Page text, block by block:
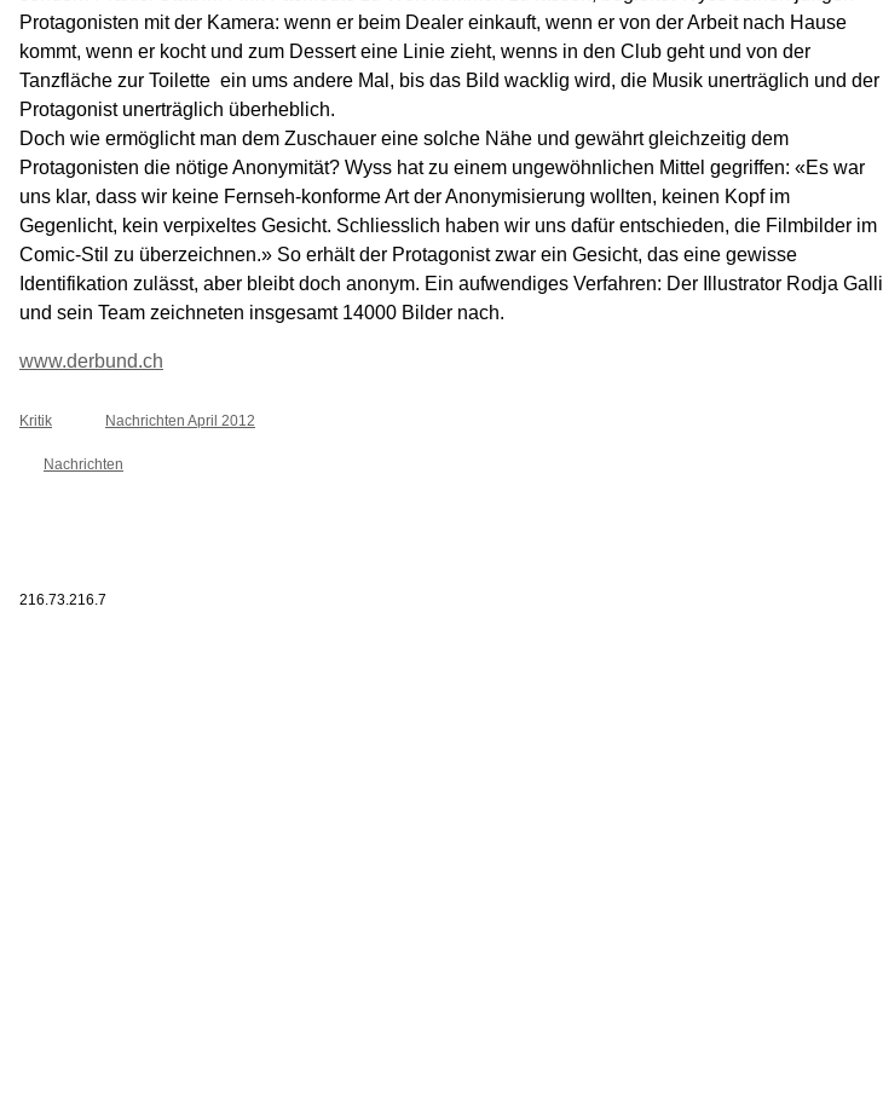
Protagonisten mit der Kamera: wenn er beim Dealer einkauft, wenn er von der Arbeit nach Hause
kommt, wenn er kocht und zum Dessert eine Linie zieht, wenns in den Club geht und von der
Tanzfläche zur Toilette  ein ums andere Mal, bis das Bild wacklig wird, die Musik unerträglich und der
Protagonist unerträglich überheblich.
Doch wie ermöglicht man dem Zuschauer eine solche Nähe und gewährt gleichzeitig dem
Protagonisten die nötige Anonymität? Wyss hat zu einem ungewöhnlichen Mittel gegriffen: «Es war
uns klar, dass wir keine Fernseh-konforme Art der Anonymisierung wollten, keinen Kopf im
Gegenlicht, kein verpixeltes Gesicht. Schliesslich haben wir uns dafür entschieden, die Filmbilder im
Comic-Stil zu überzeichnen.» So erhält der Protagonist zwar ein Gesicht, das eine gewisse
Identifikation zulässt, aber bleibt doch anonym. Ein aufwendiges Verfahren: Der Illustrator Rodja Galli
und sein Team zeichneten insgesamt 14000 Bilder nach.
www.derbund.ch
Kritik Nachrichten April 2012
Nachrichten
216.73.216.7